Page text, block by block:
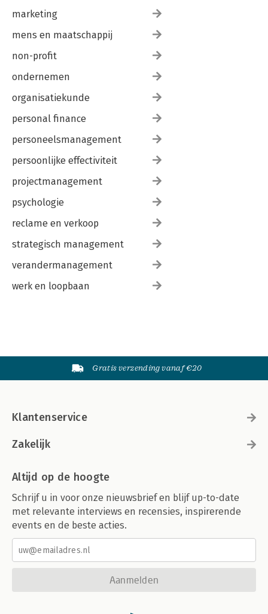
marketing
mens en maatschappij
non-profit
ondernemen
organisatiekunde
personal finance
personeelsmanagement
persoonlijke effectiviteit
projectmanagement
psychologie
reclame en verkoop
strategisch management
verandermanagement
werk en loopbaan
Gratis verzending vanaf €20
Klantenservice
Zakelijk
Altijd op de hoogte
Schrijf u in voor onze nieuwsbrief en blijf up-to-date
met relevante interviews en recensies, inspirerende
events en de beste acties.
Aanmelden